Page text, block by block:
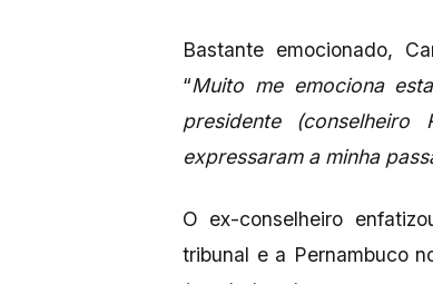
Bastante emocionado,
“Muito me emociona
presidente (conselheiro
expressaram a minha
O ex-conselheiro
tribunal e a Pernambuco